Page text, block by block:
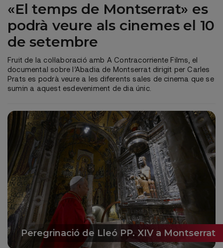
Ofrenes
Reserves
«El temps de Montserrat» es
podrà veure als cinemes el 10
de setembre
Fruit de la col·laboració amb A Contracorriente Films, el
documental sobre l’Abadia de Montserrat dirigit per Carles
Prats es podrà veure a les diferents sales de cinema que se
sumin a aquest esdeveniment de dia únic.
Peregrinació de Lleó PP. XIV a Montserrat